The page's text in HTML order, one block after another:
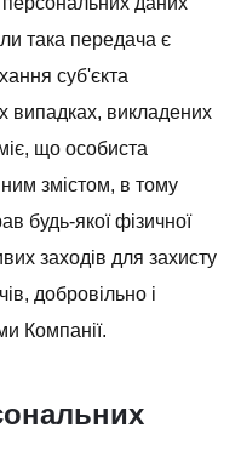
така передача є
суб'єкта
випадках, викладених
що особиста
змістом, в тому
будь-якої фізичної
заходів для захисту
добровільно і
Компанії.